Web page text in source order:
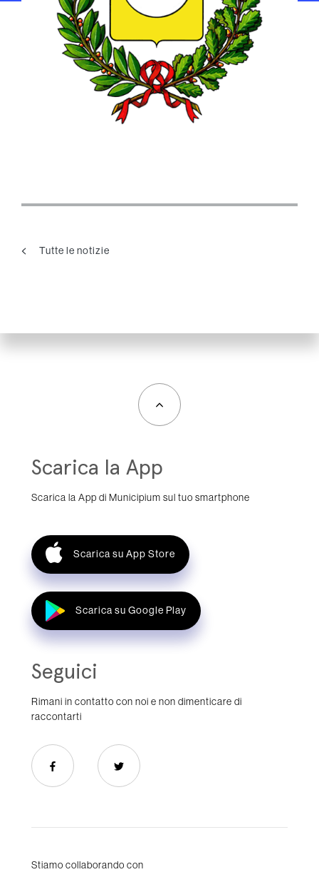
Tutte le notizie
Scarica la App
Scarica la App di Municipium sul tuo smartphone
Scarica su App Store
Scarica su Google Play
Seguici
Rimani in contatto con noi e non dimenticare di
raccontarti
Stiamo collaborando con